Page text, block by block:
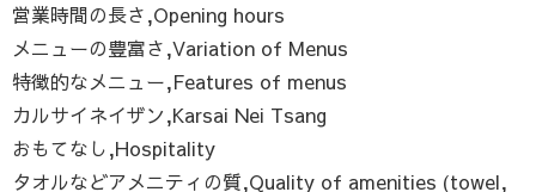
営業時間の長さ,Opening hours
メニューの豊富さ,Variation of Menus
特徴的なメニュー,Features of menus
カルサイネイザン,Karsai Nei Tsang
おもてなし,Hospitality
タオルなどアメニティの質,Quality of amenities (towel,